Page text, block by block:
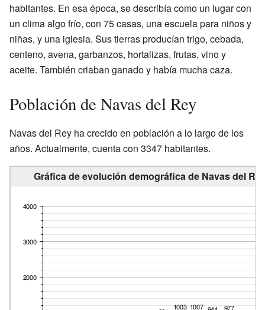
habitantes. En esa época, se describía como un lugar con
un clima algo frío, con 75 casas, una escuela para niños y
niñas, y una iglesia. Sus tierras producían trigo, cebada,
centeno, avena, garbanzos, hortalizas, frutas, vino y
aceite. También criaban ganado y había mucha caza.
Población de Navas del Rey
Navas del Rey ha crecido en población a lo largo de los
años. Actualmente, cuenta con 3347 habitantes.
Gráfica de evolución demográfica de Navas del